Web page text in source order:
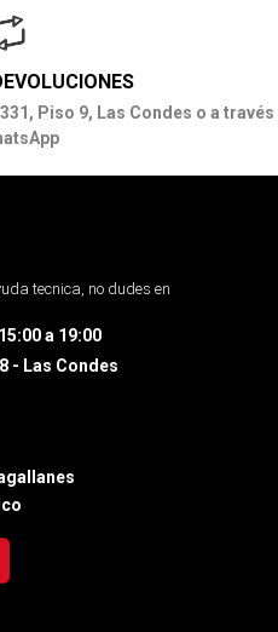
Piso 9, Las Condes o a través
tecnica, no dudes en
a 19:00
- Las Condes